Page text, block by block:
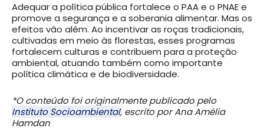
Adequar a política pública fortalece o PAA e o PNAE e
promove a segurança e a soberania alimentar. Mas os
efeitos vão além. Ao incentivar as roças tradicionais,
cultivadas em meio às florestas, esses programas
fortalecem culturas e contribuem para a proteção
ambiental, atuando também como importante
política climática e de biodiversidade.
*O conteúdo foi originalmente publicado pelo
Instituto Socioambiental, escrito por Ana Amélia
Hamdan